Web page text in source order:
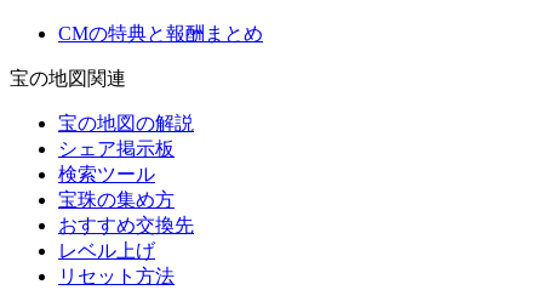
CMの特典と報酬まとめ
宝の地図関連
宝の地図の解説
シェア掲示板
検索ツール
宝珠の集め方
おすすめ交換先
レベル上げ
リセット方法